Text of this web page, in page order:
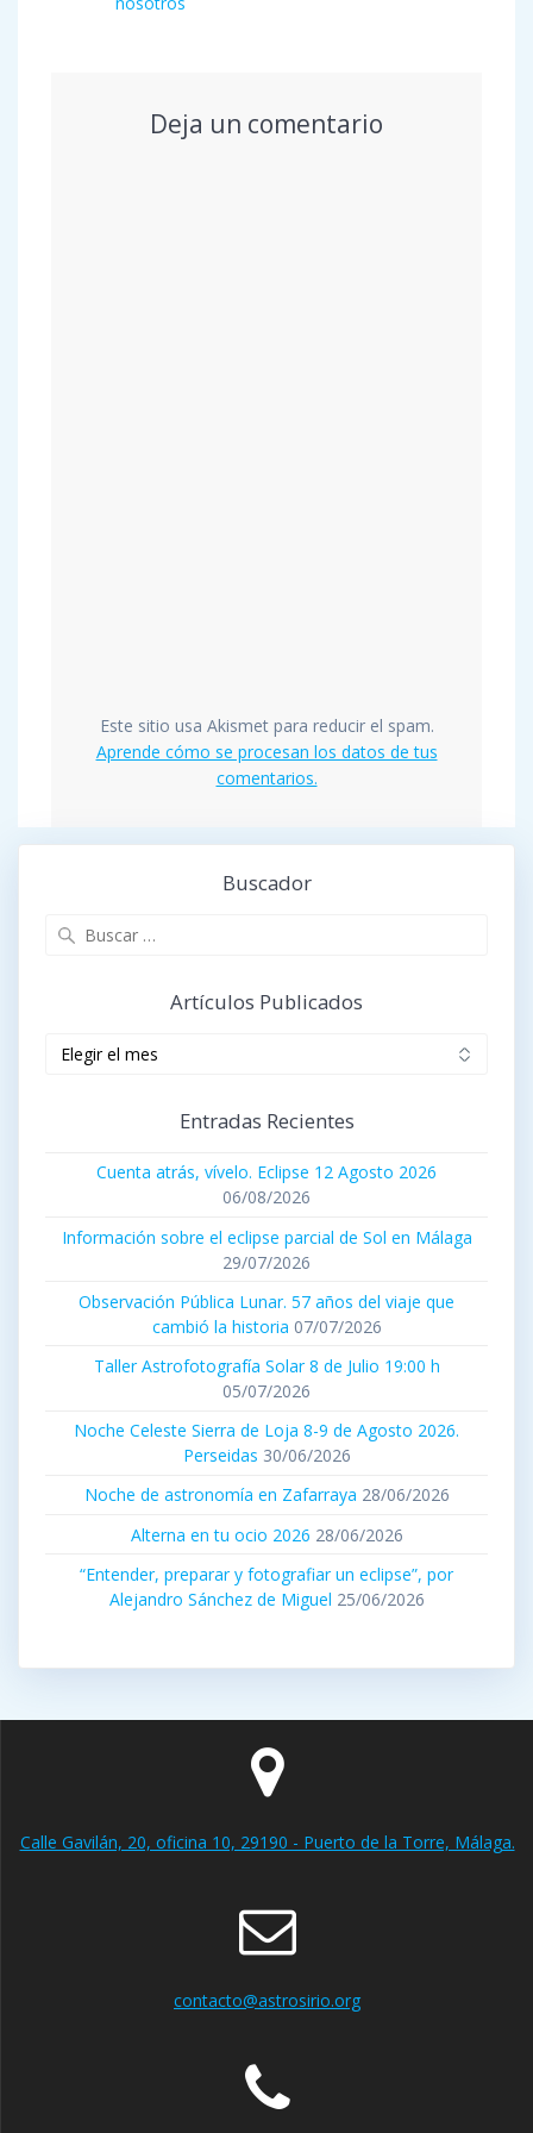
Deja un comentario
Este sitio usa Akismet para reducir el spam.
Aprende cómo se procesan los datos de tus
comentarios.
Buscador
Artículos Publicados
Entradas Recientes
Cuenta atrás, vívelo. Eclipse 12 Agosto 2026
06/08/2026
Información sobre el eclipse parcial de Sol en Málaga
29/07/2026
Observación Pública Lunar. 57 años del viaje que
cambió la historia 07/07/2026
Taller Astrofotografía Solar 8 de Julio 19:00 h
05/07/2026
Noche Celeste Sierra de Loja 8-9 de Agosto 2026.
Perseidas 30/06/2026
Noche de astronomía en Zafarraya 28/06/2026
Alterna en tu ocio 2026 28/06/2026
“Entender, preparar y fotografiar un eclipse”, por
Alejandro Sánchez de Miguel 25/06/2026
Calle Gavilán, 20, oficina 10, 29190 - Puerto de la Torre, Málaga.
contacto@astrosirio.org